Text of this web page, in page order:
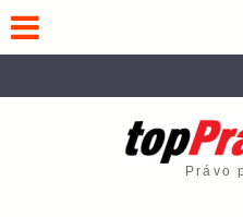
content
Právo